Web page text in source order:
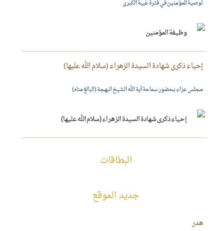
توصية للمؤمنين في فترة غيبة الكبرى
إحياء ذكرى شهادة السيدة الزهراء (سلام الله عليها)
مجلس عزاء بحضور سماحة آية الله الشيخ البهجة (البالغ مناه)
البطاقات
جديد الموقع
هدر